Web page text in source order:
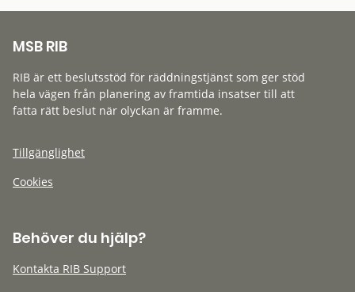
MSB RIB
RIB är ett beslutsstöd för räddningstjänst som ger stöd
hela vägen från planering av framtida insatser till att
fatta rätt beslut när olyckan är framme.
Tillgänglighet
Cookies
Behöver du hjälp?
Kontakta RIB Support